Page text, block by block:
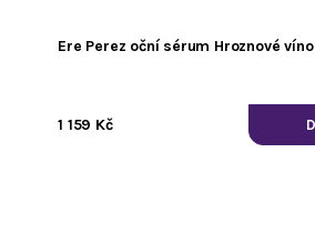
Ere Perez oční sérum Hroznové víno
1 159 Kč